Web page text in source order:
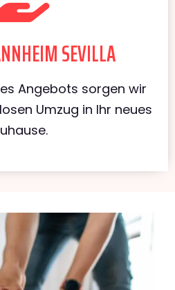
SEVILLA
Angebots sorgen wir
Umzug in Ihr neues